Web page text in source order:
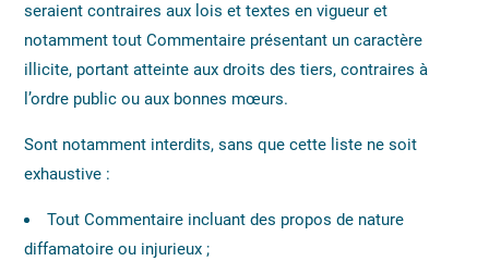
seraient contraires aux lois et textes en vigueur et
notamment tout Commentaire présentant un caractère
illicite, portant atteinte aux droits des tiers, contraires à
l’ordre public ou aux bonnes mœurs.
Sont notamment interdits, sans que cette liste ne soit
exhaustive :
Tout Commentaire incluant des propos de nature
diffamatoire ou injurieux ;